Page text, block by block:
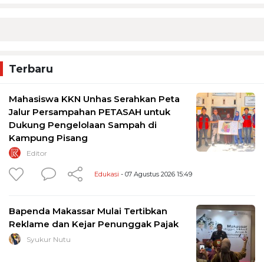
Terbaru
Mahasiswa KKN Unhas Serahkan Peta
Jalur Persampahan PETASAH untuk
Dukung Pengelolaan Sampah di
Kampung Pisang
Editor
Edukasi - 07 Agustus 2026 15:49
Bapenda Makassar Mulai Tertibkan
Reklame dan Kejar Penunggak Pajak
Syukur Nutu